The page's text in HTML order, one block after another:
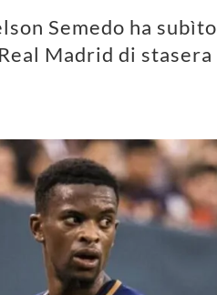
Semedo ha
Madrid di stasera